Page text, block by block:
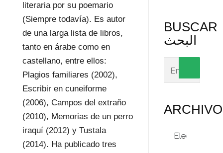
literaria por su poemario
(Siempre todavía). Es autor
de una larga lista de libros,
tanto en árabe como en
castellano, entre ellos:
Plagios familiares (2002),
Escribir en cuneiforme
(2006), Campos del extraño
(2010), Memorias de un perro
iraquí (2012) y Tustala
(2014). Ha publicado tres
BUSCAR
البحث